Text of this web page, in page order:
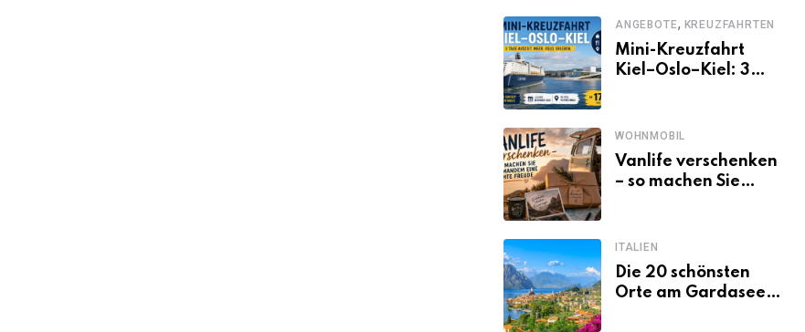
ANGEBOTE, KREUZFAHRTEN
Mini-Kreuzfahrt
Kiel–Oslo–Kiel: 3
WOHNMOBIL
Vanlife verschenken
– so machen Sie
ITALIEN
Die 20 schönsten
Orte am Gardasee,